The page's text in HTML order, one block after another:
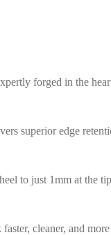
forged in the
superior edge
to just 1mm at the
cleaner, and